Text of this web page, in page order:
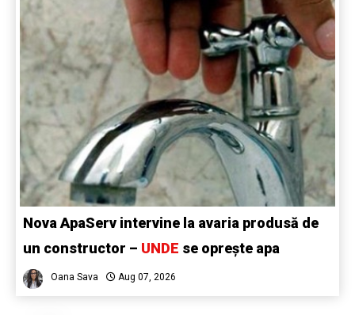
Nova ApaServ intervine la avaria produsă de
un constructor – UNDE se oprește apa
Oana Sava Aug 07, 2026